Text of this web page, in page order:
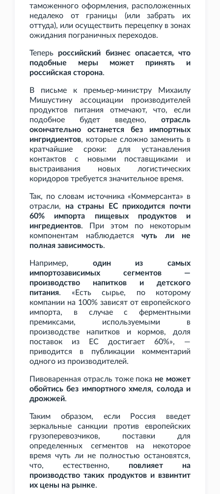
таможенного оформления, расположенных
недалеко от границы (или забрать их
оттуда), или осуществить перецепку в зонах
ожидания пограничных переходов.
Теперь российский бизнес опасается, что
подобные меры может принять и
российская сторона.
В письме к премьер-министру Михаилу
Мишустину ассоциации производителей
продуктов питания отмечают, что, если
подобное будет введено, отрасль
окончательно останется без импортных
ингридиентов, которые сложно заменить в
кратчайшие сроки: для устанавления
контактов с новыми поставщиками и
выстраивания новых логистических
коридоров требуется значительное время.
Так, по словам источника «Коммерсанта» в
отрасли, на страны ЕС приходится почти
60% импорта пищевых продуктов и
ингредиентов. При этом по некоторым
компонентам наблюдается чуть ли не
полная зависимость.
Например, один из самых
импортозависимых сегментов —
производство напитков и детского
питания. «Есть сырье, по которому
компании на 100% зависят от европейского
импорта, в случае с ферментными
премиксами, используемыми в
производстве напитков и кормов, доля
поставок из ЕС достигает 60%», —
приводится в публикации комментарий
одного из производителей.
Пивоваренная отрасль тоже пока не может
обойтись без импортного хмеля, солода и
дрожжей.
Таким образом, если Россия введет
зеркальные санкции против европейских
грузоперевозчиков, поставки для
определенных сегментов на некоторое
время чуть ли не полностью остановятся,
что, естественно, повлияет на
производство таких продуктов и взвинтит
их цены на рынке.